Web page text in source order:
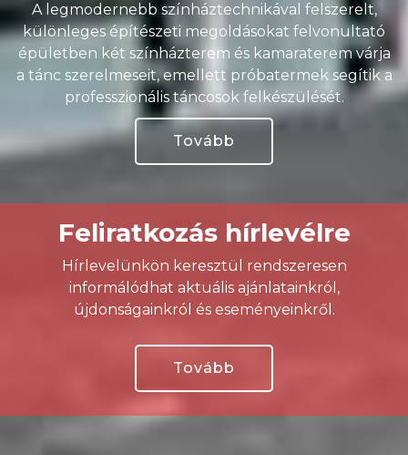
A legmodernebb színháztechnikával felszerelt,
különleges építészeti megoldásokat felvonultató
épületben két színházterem és kamaraterem várja
a tánc szerelmeseit, emellett próbatermek segítik a
professzionális táncosok felkészülését.
Tovább
Feliratkozás hírlevélre
Hírlevelünkön keresztül rendszeresen
informálódhat aktuális ajánlatainkról,
újdonságainkról és eseményeinkről.
Tovább